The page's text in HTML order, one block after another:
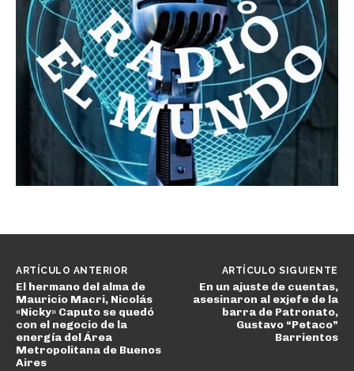
ARTÍCULO ANTERIOR
El hermano del alma de
Mauricio Macri, Nicolás
«Nicky» Caputo se quedó
con el negocio de la
energía del Área
Metropolitana de Buenos
Aires
ARTÍCULO SIGUIENTE
En un ajuste de cuentas,
asesinaron al exjefe de la
barra de Patronato,
Gustavo “Petaco”
Barrientos